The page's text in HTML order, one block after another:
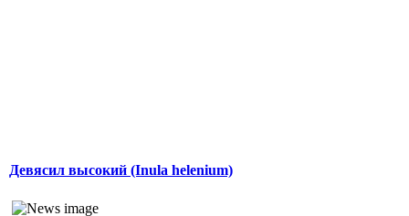
Девясил высокий (Inula helenium)